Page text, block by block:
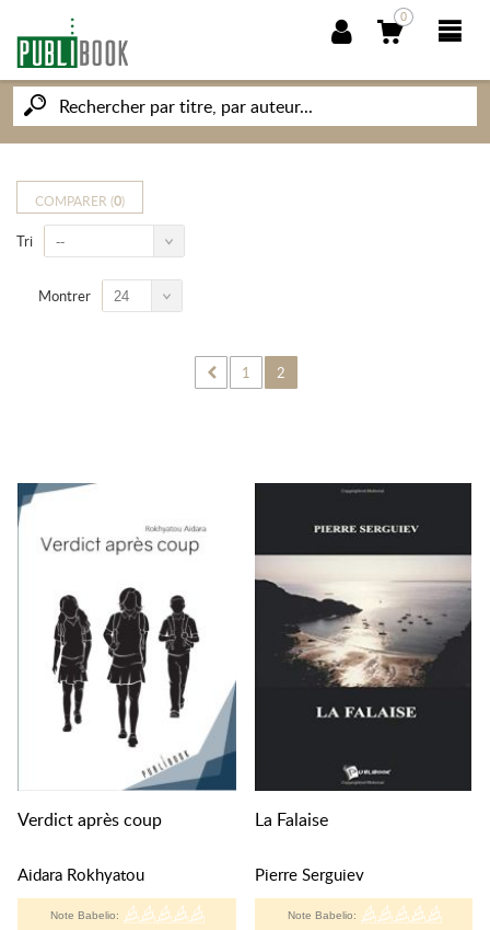
0
NOUVEAUTÉS
SOCIÉTÉ DES ÉCRIVAINS
CONNAISSANCES ET SAVOIRS
MON PETIT ÉDITEUR
COMPARER (0)
Tri --
Montrer 24
1 2
Verdict après coup
Aidara Rokhyatou
Note Babelio:
La Falaise
Pierre Serguiev
Note Babelio: